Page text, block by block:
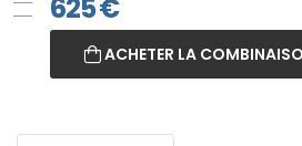
625€
ACHETER LA